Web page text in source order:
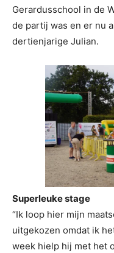
Gerardusschool in de
de partij was en er nu
dertienjarige Julian.
Superleuke stage
“Ik loop hier mijn
uitgekozen omdat ik
week hielp hij met het